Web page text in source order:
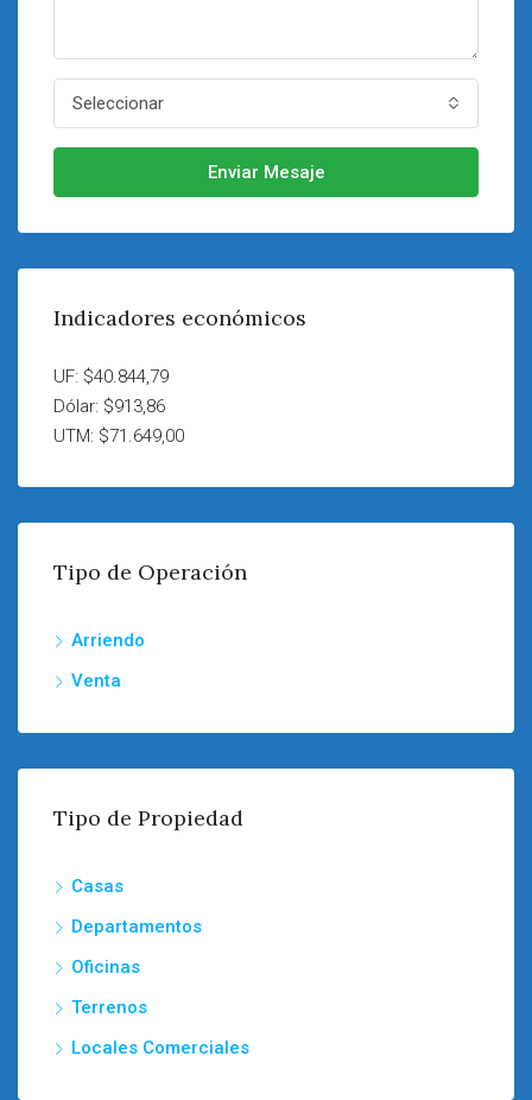
Seleccionar
Enviar Mesaje
Indicadores económicos
UF: $40.844,79
Dólar: $913,86
UTM: $71.649,00
Tipo de Operación
Arriendo
Venta
Tipo de Propiedad
Casas
Departamentos
Oficinas
Terrenos
Locales Comerciales